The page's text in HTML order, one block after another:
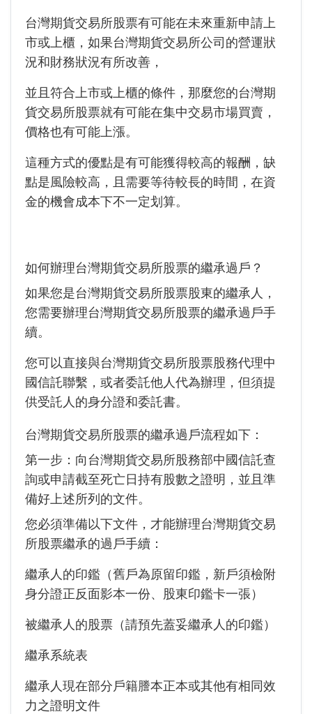
台灣期貨交易所股票有可能在未來重新申請上
市或上櫃，如果台灣期貨交易所公司的營運狀
況和財務狀況有所改善，
並且符合上市或上櫃的條件，那麼您的台灣期
貨交易所股票就有可能在集中交易市場買賣，
價格也有可能上漲。
這種方式的優點是有可能獲得較高的報酬，缺
點是風險較高，且需要等待較長的時間，在資
金的機會成本下不一定划算。
如何辦理台灣期貨交易所股票的繼承過戶？
如果您是台灣期貨交易所股票股東的繼承人，
您需要辦理台灣期貨交易所股票的繼承過戶手
續。
您可以直接與台灣期貨交易所股票股務代理中
國信託聯繫，或者委託他人代為辦理，但須提
供受託人的身分證和委託書。
台灣期貨交易所股票的繼承過戶流程如下 ：
第一步：向台灣期貨交易所股務部中國信託查
詢或申請截至死亡日持有股數之證明，並且準
備好上述所列的文件。
您必須準備以下文件，才能辦理台灣期貨交易
所股票繼承的過戶手續：
繼承人的印鑑（舊戶為原留印鑑，新戶須檢附
身分證正反面影本一份、股東印鑑卡一張）
被繼承人的股票（請預先蓋妥繼承人的印鑑）
繼承系統表
繼承人現在部分戶籍謄本正本或其他有相同效
力之證明文件